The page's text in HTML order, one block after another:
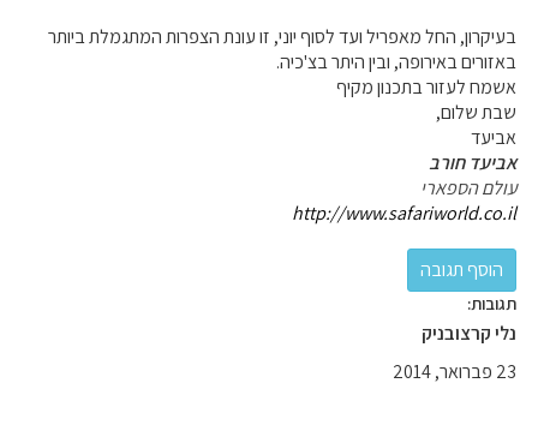
בעיקרון, החל מאפריל ועד לסוף יוני, זו עונת הצפרות המתגמלת ביותר
באזורים באירופה, ובין היתר בצ'כיה.
אשמח לעזור בתכנון מקיף
שבת שלום,
אביעד
אביעד חורב
עולם הספארי
http://www.safariworld.co.il
תגובות:
נלי קרצובניק
23 פברואר, 2014